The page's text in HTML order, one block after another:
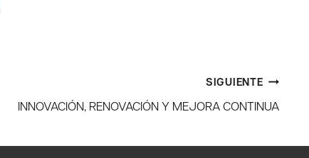
SIGUIENTE
INNOVACIÓN, RENOVACIÓN Y MEJORA CONTINUA